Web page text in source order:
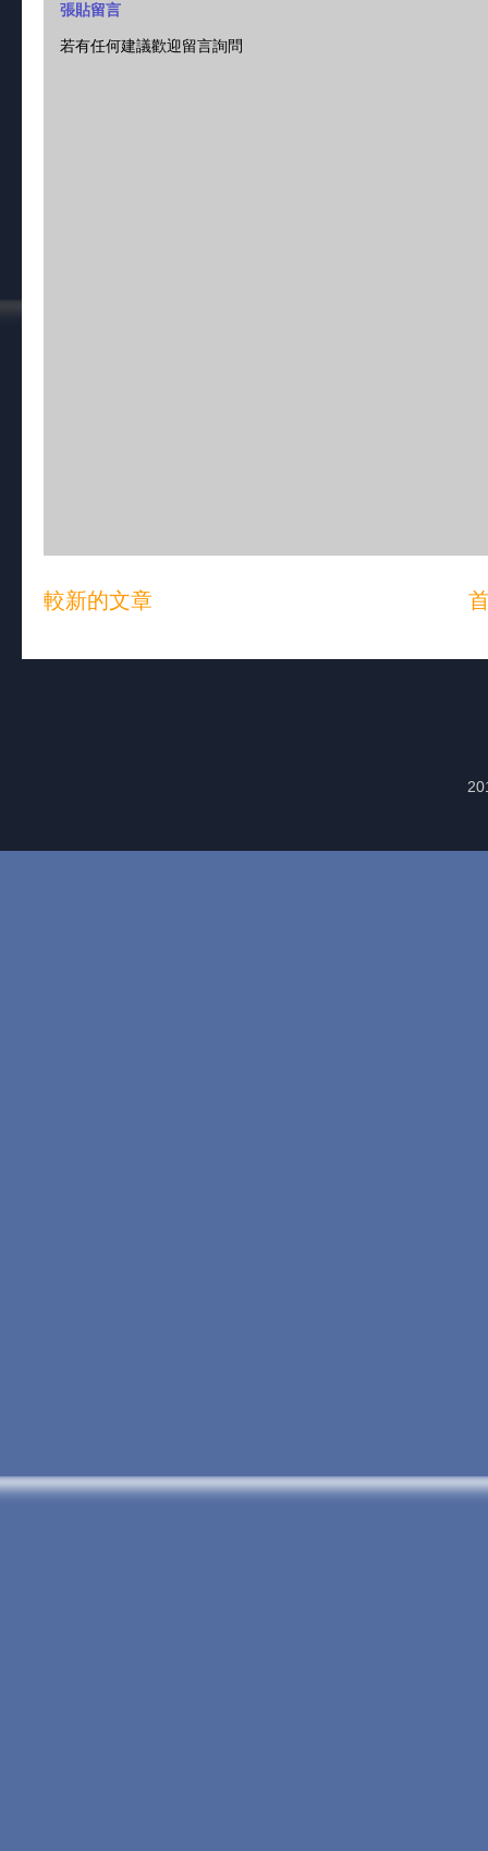
張貼留言
若有任何建議歡迎留言詢問
較新的文章